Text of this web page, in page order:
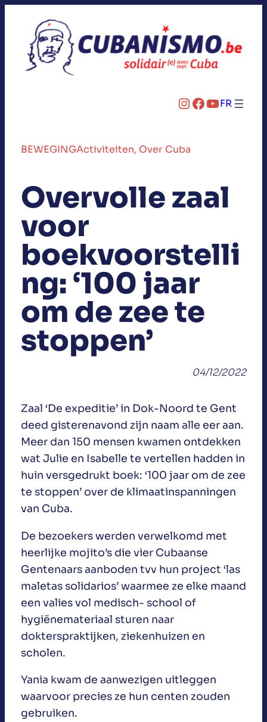
InstagramFacebook YouTube FR
BEWEGINGActiviteiten, Over Cuba
Overvolle zaal
voor
boekvoorstelli
ng: ‘100 jaar
om de zee te
stoppen’
04/12/2022
Zaal ‘De expeditie’ in Dok-Noord te Gent
deed gisterenavond zijn naam alle eer aan.
Meer dan 150 mensen kwamen ontdekken
wat Julie en Isabelle te vertellen hadden in
huin versgedrukt boek: ‘100 jaar om de zee
te stoppen’ over de klimaatinspanningen
van Cuba.
De bezoekers werden verwelkomd met
heerlijke mojito’s die vier Cubaanse
Gentenaars aanboden tvv hun project ‘las
maletas solidarios’ waarmee ze elke maand
een valies vol medisch- school of
hygiënemateriaal sturen naar
dokterspraktijken, ziekenhuizen en
scholen.
Yania kwam de aanwezigen uitleggen
waarvoor precies ze hun centen zouden
gebruiken.